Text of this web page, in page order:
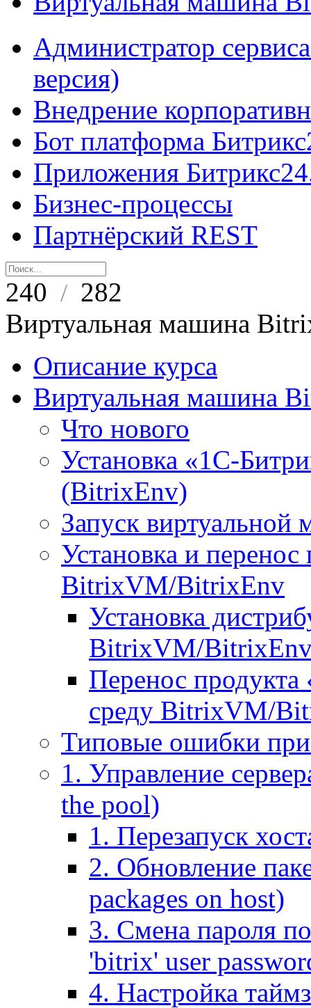
Администратор
версия)
Внедрение
Бот платформа
Приложения
Бизнес-процессы
Партнёрский REST
240 / 282
Виртуальная машина
Описание курса
Виртуальная машина
Что нового
Установка «1С-
(BitrixEnv)
Запуск
Установка и
BitrixVM/BitrixEnv
Установка
BitrixVM/
Перенос
среду BitrixVM/
Типовые ошибки при
1. Управление
the pool)
1. Перезапуск
2. Обновление
packages on host)
3. Смена пароля
'bitrix' user
4. Настройка